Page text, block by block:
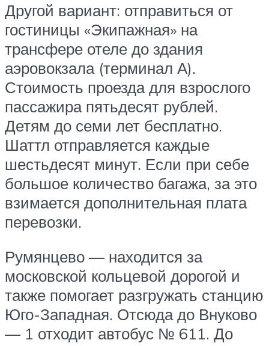
Другой вариант: отправиться от
гостиницы «Экипажная» на
трансфере отеле до здания
аэровокзала (терминал А).
Стоимость проезда для взрослого
пассажира пятьдесят рублей.
Детям до семи лет бесплатно.
Шаттл отправляется каждые
шестьдесят минут. Если при себе
большое количество багажа, за это
взимается дополнительная плата
перевозки.
Румянцево — находится за
московской кольцевой дорогой и
также помогает разгружать станцию
Юго-Западная. Отсюда до Внуково
— 1 отходит автобус № 611. До